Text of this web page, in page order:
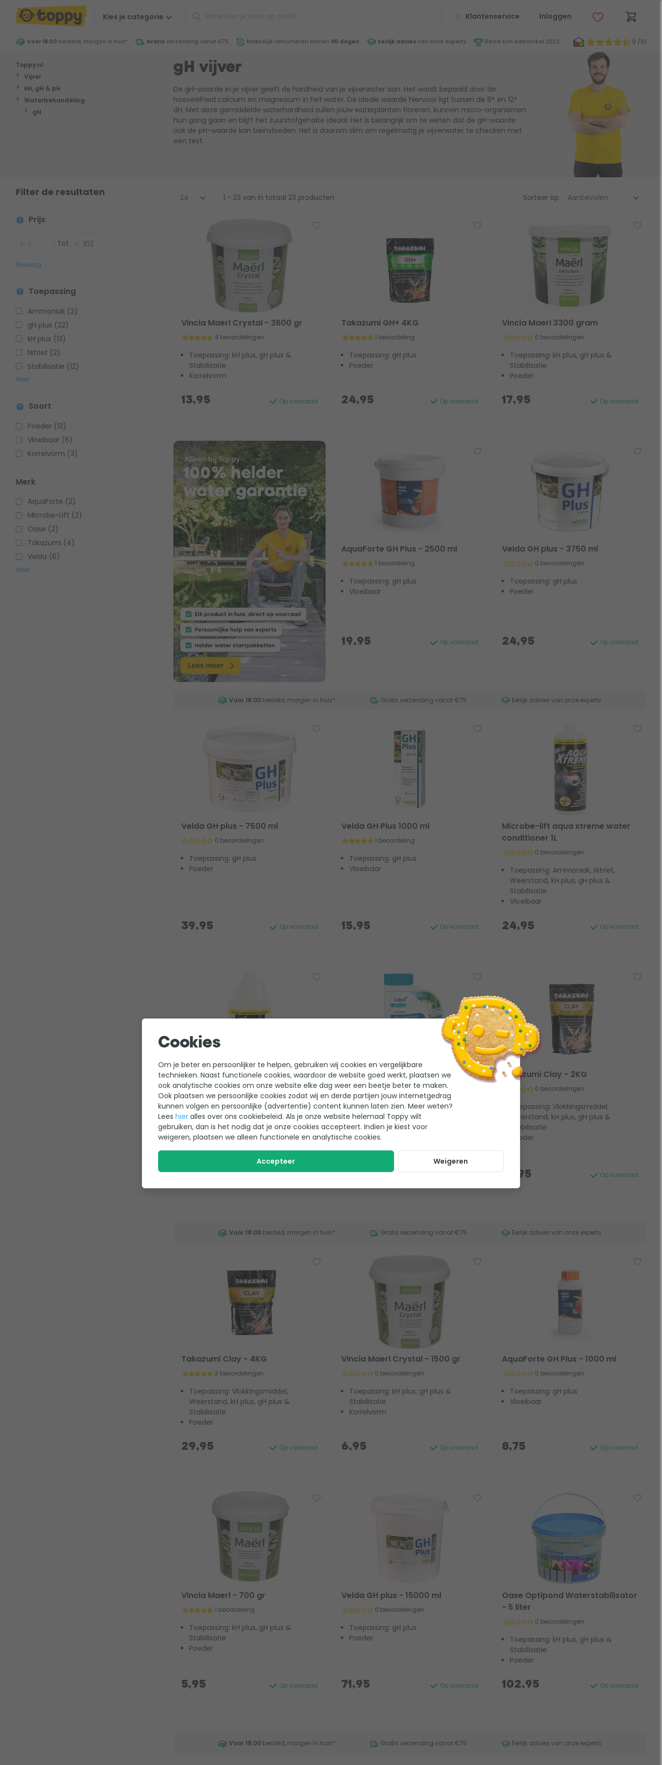
Kies je categorie Klantenservice Inloggen
Voor 18:00 besteld, morgen in huis* Gratis verzending vanaf €75 Makkelijk retourneren binnen 90 dagen Eerlijk advies van onze experts Beste tuin webwinkel 2023 9 /10
Toppy.nl
Vijver
kH, gH & pH
Waterbehandeling
gH
gH vijver
De gH-waarde in je vijver geeft de hardheid van je vijverwater aan. Het wordt bepaald door de
hoeveelheid calcium en magnesium in het water. De ideale waarde hiervoor ligt tussen de 8° en 12°
dH. Met deze gemiddelde waterhardheid zullen jouw waterplanten floreren, kunnen micro-organismen
hun gang gaan en blijft het zuurstofgehalte ideaal. Het is belangrijk om te weten dat de gH-waarde
ook de pH-waarde kan beïnvloeden. Het is daarom slim om regelmatig je vijverwater te checken met
een test.
Filter de resultaten
Prijs
Tot
Bevestig
Toepassing
Ammoniak (2)
gH plus (22)
kH plus (13)
Nitriet (2)
Stabilisatie (12)
Meer
Soort
Poeder (13)
Vloeibaar (6)
Korrelvorm (3)
Merk
AquaForte (2)
Microbe-Lift (2)
Oase (2)
Takazumi (4)
Velda (6)
Meer
1 - 23 van in totaal 23 producten Sorteer op
Vincia Maerl Crystal - 3600 gr
4 beoordelingen
Toepassing: kH plus, gH plus &
Stabilisatie
Korrelvorm
Op voorraad
13,95
Takazumi GH+ 4KG
1 beoordeling
Toepassing: gH plus
Poeder
Op voorraad
24,95
Vincia Maerl 3300 gram
0 beoordelingen
Toepassing: kH plus, gH plus &
Stabilisatie
Poeder
Op voorraad
17,95
AquaForte GH Plus - 2500 ml
1 beoordeling
Toepassing: gH plus
Vloeibaar
Op voorraad
19,95
Velda GH plus - 3750 ml
0 beoordelingen
Toepassing: gH plus
Poeder
Op voorraad
24,95
Voor 18:00 besteld, morgen in huis* Gratis verzending vanaf €75 Eerlijk advies van onze experts
Velda GH plus - 7500 ml
0 beoordelingen
Toepassing: gH plus
Poeder
Op voorraad
39,95
Velda GH Plus 1000 ml
1 beoordeling
Toepassing: gH plus
Vloeibaar
Op voorraad
15,95
Microbe-lift aqua xtreme water
conditioner 1L
0 beoordelingen
Toepassing: Ammoniak, Nitriet,
Weerstand, kH plus, gH plus &
Stabilisatie
Vloeibaar
Op voorraad
24,95
Microbe-lift aqua xtreme water
conditioner 4L
0 beoordelingen
Toepassing: Ammoniak, Nitriet,
Weerstand, kH plus, gH plus &
Stabilisatie
Vloeibaar
Op voorraad
66,95
Oase Optipond Waterstabilisator
- 500ml
1 beoordeling
Toepassing: kH plus, gH plus &
Stabilisatie
Poeder
Op voorraad
19,95
Takazumi Clay - 2KG
0 beoordelingen
Toepassing: Vlokkingsmiddel,
Weerstand, kH plus, gH plus &
Stabilisatie
Poeder
Op voorraad
19,95
Voor 18:00 besteld, morgen in huis* Gratis verzending vanaf €75 Eerlijk advies van onze experts
Takazumi Clay - 4KG
3 beoordelingen
Toepassing: Vlokkingsmiddel,
Weerstand, kH plus, gH plus &
Stabilisatie
Poeder
Op voorraad
29,95
Vincia Maerl Crystal - 1500 gr
0 beoordelingen
Toepassing: kH plus, gH plus &
Stabilisatie
Korrelvorm
Op voorraad
6,95
AquaForte GH Plus - 1000 ml
0 beoordelingen
Toepassing: gH plus
Vloeibaar
Op voorraad
8,75
Vincia Maerl - 700 gr
1 beoordeling
Toepassing: kH plus, gH plus &
Stabilisatie
Poeder
Op voorraad
5,95
Velda GH plus - 15000 ml
0 beoordelingen
Toepassing: gH plus
Poeder
Op voorraad
71,95
Oase Optipond Waterstabilisator
- 5 liter
0 beoordelingen
Toepassing: kH plus, gH plus &
Stabilisatie
Poeder
Op voorraad
102,95
Voor 18:00 besteld, morgen in huis* Gratis verzending vanaf €75 Eerlijk advies van onze experts
Cookies
Om je beter en persoonlijker te helpen, gebruiken wij cookies en vergelijkbare
technieken. Naast functionele cookies, waardoor de website goed werkt, plaatsen we
ook analytische cookies om onze website elke dag weer een beetje beter te maken.
Ook plaatsen we persoonlijke cookies zodat wij en derde partijen jouw internetgedrag
kunnen volgen en persoonlijke (advertentie) content kunnen laten zien. Meer weten?
Lees hier alles over ons cookiebeleid. Als je onze website helemaal Toppy wilt
gebruiken, dan is het nodig dat je onze cookies accepteert. Indien je kiest voor
weigeren, plaatsen we alleen functionele en analytische cookies.
Accepteer Weigeren